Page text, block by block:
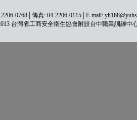
0768│傳真: 04-2206-0115│E-mail:
台灣省工商安全衛生協會附設台中職業訓練中